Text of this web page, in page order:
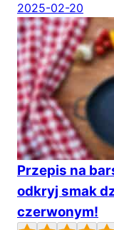
2025-02-20
Przepis na
odkryj smak
czerwonym!